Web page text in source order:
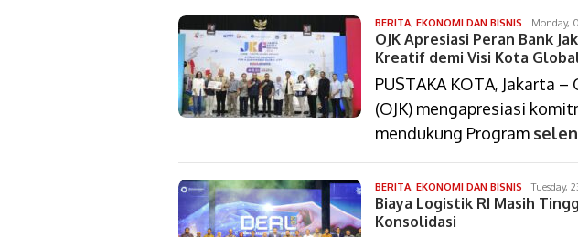
BERITA, EKONOMI DAN BISNIS isa
bustomi
Monday,
OJK Apresiasi Peran Bank
Kreatif demi Visi Kota
PUSTAKA KOTA, Jakarta
(OJK) mengapresiasi
mendukung Program
BERITA, EKONOMI DAN BISNIS isa
bustomi
Tuesday,
Biaya Logistik RI Masih
Konsolidasi